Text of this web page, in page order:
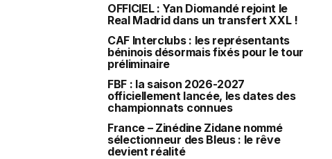
OFFICIEL : Yan Diomandé rejoint le
Real Madrid dans un transfert XXL !
CAF Interclubs : les représentants
béninois désormais fixés pour le tour
préliminaire
FBF : la saison 2026-2027
officiellement lancée, les dates des
championnats connues
France – Zinédine Zidane nommé
sélectionneur des Bleus : le rêve
devient réalité